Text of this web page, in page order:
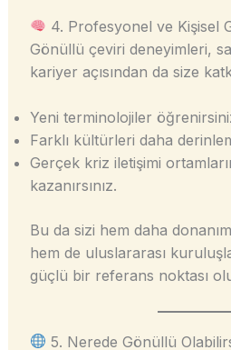
4. Profesyonel ve Kişisel
Gönüllü çeviri deneyimleri,
kariyer açısından da size
Yeni terminolojiler
Farklı kültürleri daha
Gerçek kriz iletişimi
kazanırsınız.
Bu da sizi hem daha
hem de uluslararası
güçlü bir referans noktası
5. Nerede Gönüllü